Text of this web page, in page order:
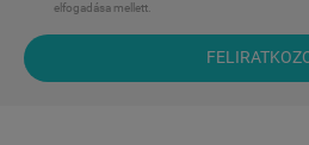
elfogadása mellett.